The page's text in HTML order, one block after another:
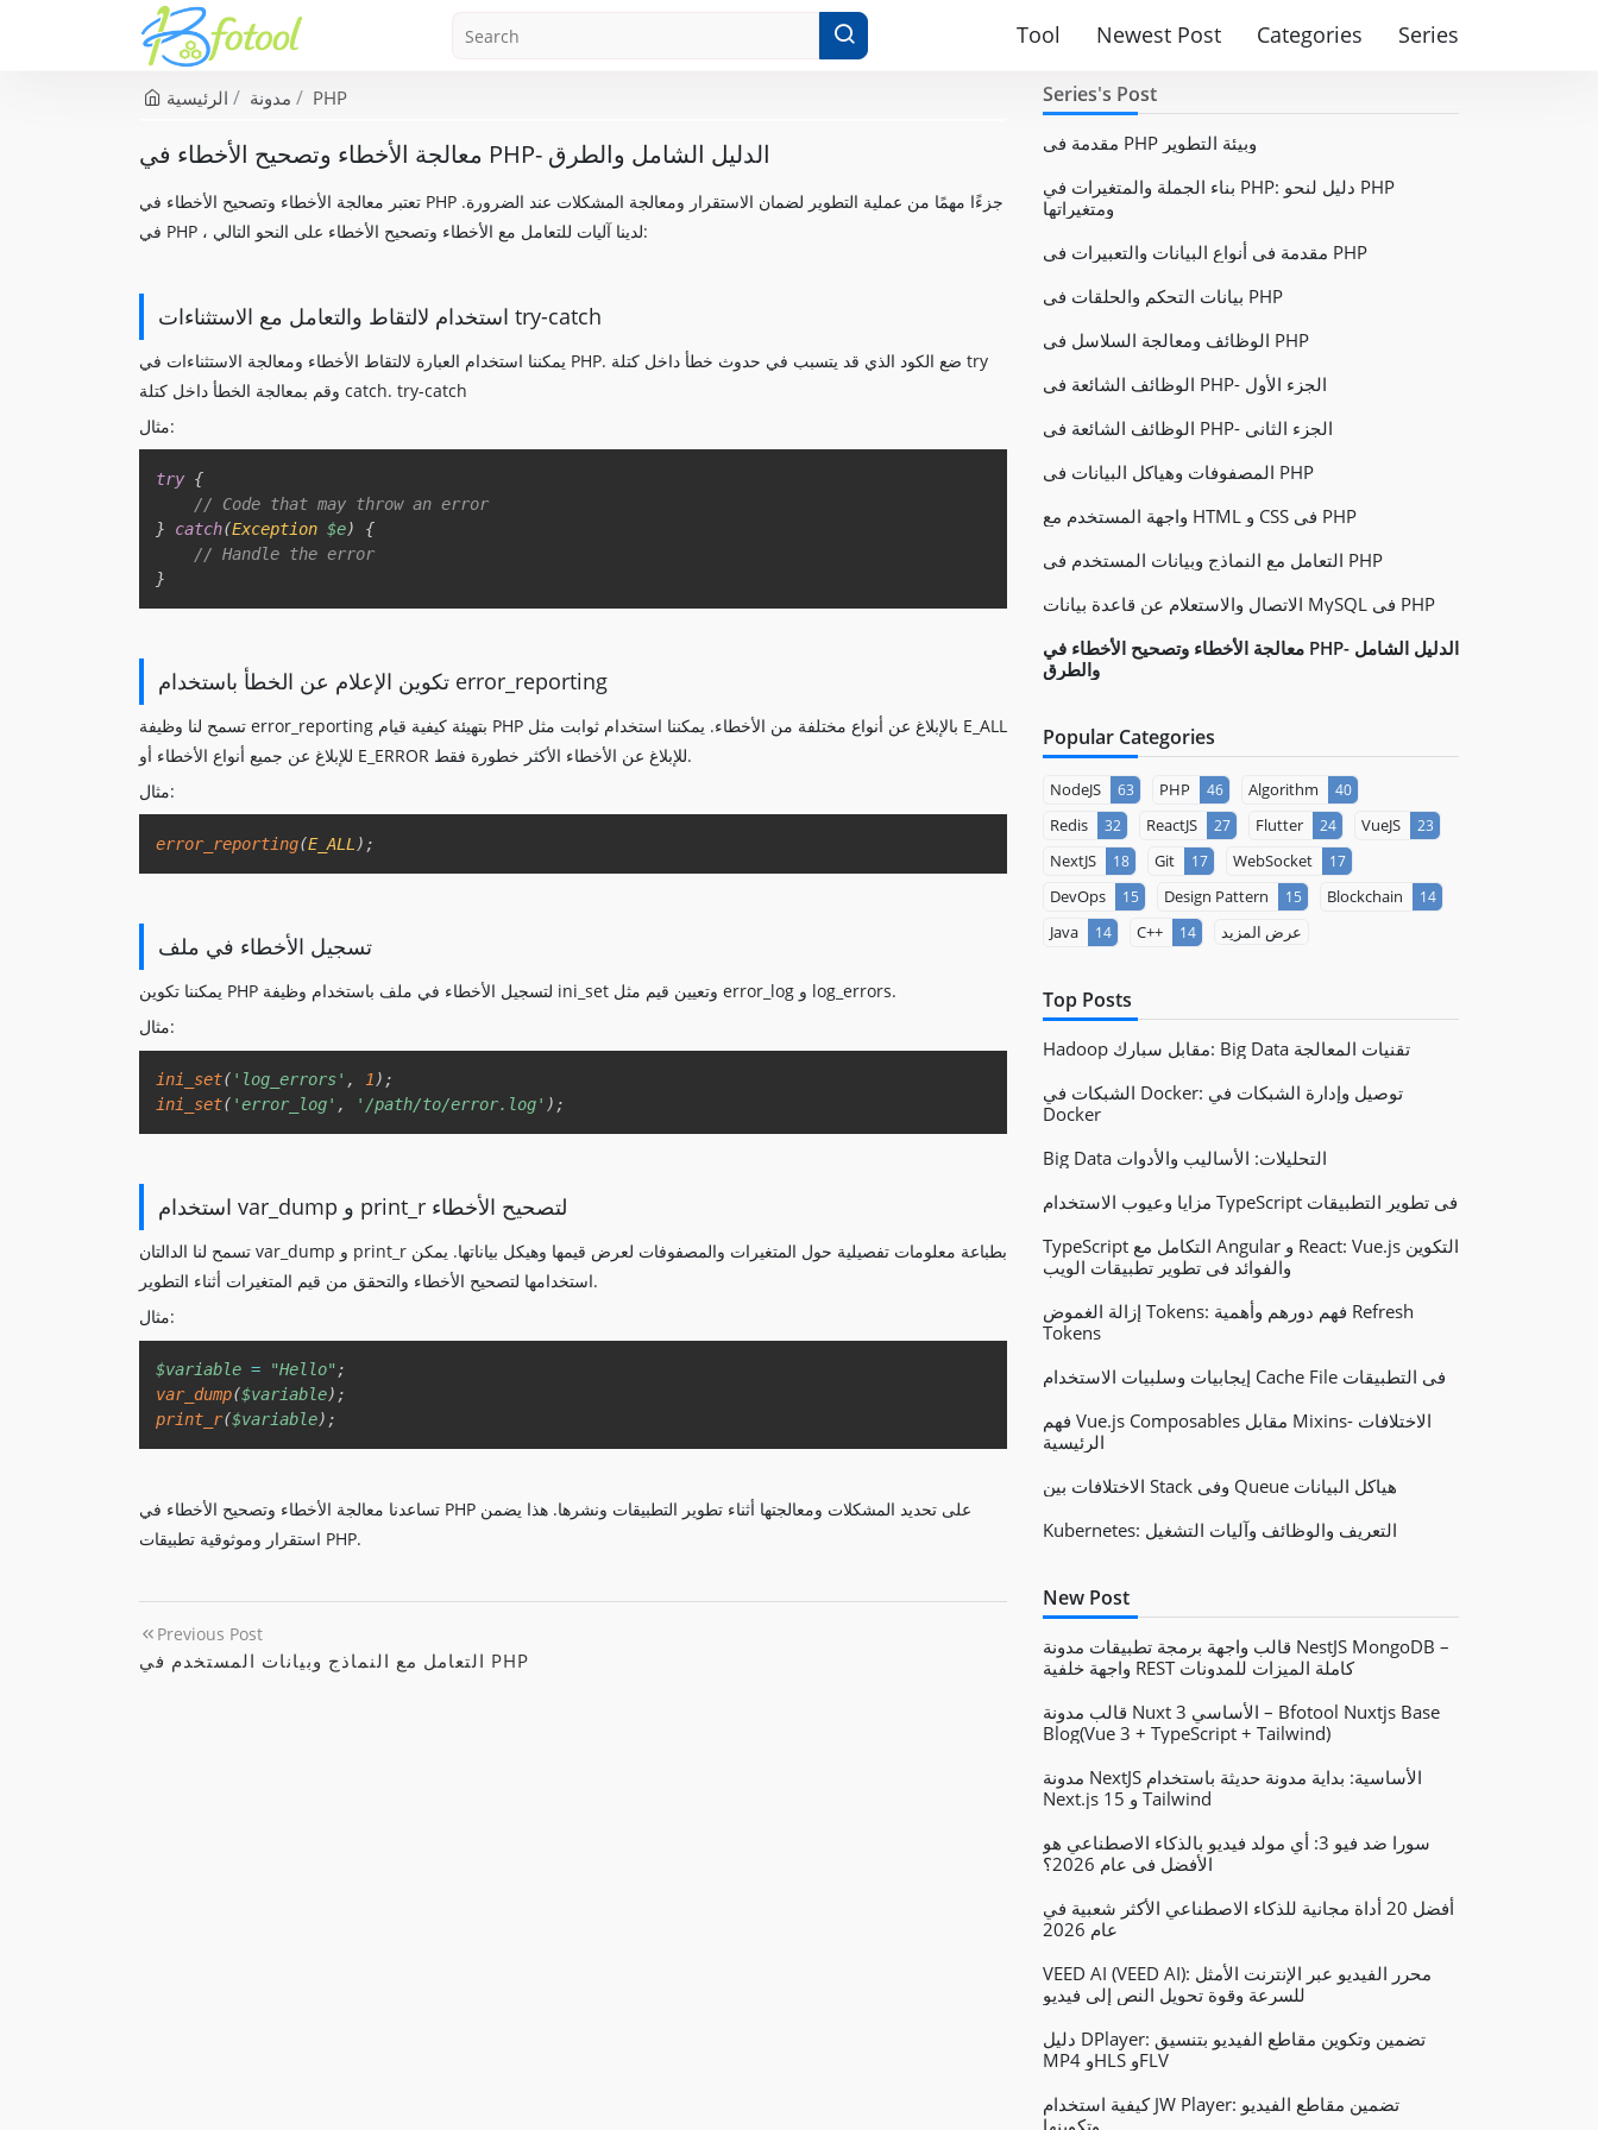
Tool Newest Post Categories Series
الرئيسية مدونة PHP
معالجة الأخطاء وتصحيح الأخطاء في PHP- الدليل الشامل والطرق
تعتبر معالجة الأخطاء وتصحيح الأخطاء في PHP جزءًا مهمًا من عملية التطوير لضمان الاستقرار ومعالجة المشكلات عند الضرورة.
في PHP ، لدينا آليات للتعامل مع الأخطاء وتصحيح الأخطاء على النحو التالي:
استخدام لالتقاط والتعامل مع الاستثناءات try-catch
يمكننا استخدام العبارة لالتقاط الأخطاء ومعالجة الاستثناءات في PHP. ضع الكود الذي قد يتسبب في حدوث خطأ داخل كتلة try
وقم بمعالجة الخطأ داخل كتلة catch. try-catch
مثال:
try {
// Code that may throw an error
}
catch(Exception $e)
{
// Handle the error
}
تكوين الإعلام عن الخطأ باستخدام error_reporting
تسمح لنا وظيفة error_reporting بتهيئة كيفية قيام PHP بالإبلاغ عن أنواع مختلفة من الأخطاء. يمكننا استخدام ثوابت مثل E_ALL
للإبلاغ عن جميع أنواع الأخطاء أو E_ERROR للإبلاغ عن الأخطاء الأكثر خطورة فقط.
مثال:
error_reporting(E_ALL ) ;
تسجيل الأخطاء في ملف
يمكننا تكوين PHP لتسجيل الأخطاء في ملف باستخدام وظيفة ini_set وتعيين قيم مثل error_log و log_errors.
مثال:
ini_set( 'log_errors' , 1) ;
ini_set( 'error_log' , '/path/to/error.log' ) ;
استخدام var_dump و print_r لتصحيح الأخطاء
تسمح لنا الدالتان var_dump و print_r بطباعة معلومات تفصيلية حول المتغيرات والمصفوفات لعرض قيمها وهيكل بياناتها. يمكن
استخدامها لتصحيح الأخطاء والتحقق من قيم المتغيرات أثناء التطوير.
مثال:
$variable = "Hello" ;
var_dump($variable) ;
print_r($variable) ;
تساعدنا معالجة الأخطاء وتصحيح الأخطاء في PHP على تحديد المشكلات ومعالجتها أثناء تطوير التطبيقات ونشرها. هذا يضمن
استقرار وموثوقية تطبيقات PHP.
Previous Post
التعامل مع النماذج وبيانات المستخدم في PHP
Series's Post
مقدمة في PHP وبيئة التطوير
بناء الجملة والمتغيرات في PHP: دليل لنحو PHP
ومتغيراتها
مقدمة في أنواع البيانات والتعبيرات في PHP
بيانات التحكم والحلقات في PHP
الوظائف ومعالجة السلاسل في PHP
الوظائف الشائعة في PHP- الجزء الأول
الوظائف الشائعة في PHP- الجزء الثاني
المصفوفات وهياكل البيانات في PHP
واجهة المستخدم مع HTML و CSS في PHP
التعامل مع النماذج وبيانات المستخدم في PHP
الاتصال والاستعلام عن قاعدة بيانات MySQL في PHP
معالجة الأخطاء وتصحيح الأخطاء في PHP- الدليل الشامل
والطرق
Popular Categories
NodeJS 63 PHP 46 Algorithm 40
Redis 32 ReactJS 27 Flutter 24 VueJS 23
NextJS 18 Git 17 WebSocket 17
DevOps 15 Design Pattern 15 Blockchain 14
Java 14 C++ 14 عرض المزيد
Top Posts
Hadoop مقابل سبارك: Big Data تقنيات المعالجة
الشبكات في Docker: توصيل وإدارة الشبكات في
Docker
Big Data التحليلات: الأساليب والأدوات
مزايا وعيوب الاستخدام TypeScript في تطوير التطبيقات
TypeScript التكامل مع Angular و React: Vue.js التكوين
والفوائد في تطوير تطبيقات الويب
إزالة الغموض Tokens: فهم دورهم وأهمية Refresh
Tokens
إيجابيات وسلبيات الاستخدام Cache File في التطبيقات
فهم Vue.js Composables مقابل Mixins- الاختلافات
الرئيسية
الاختلافات بين Stack وفي Queue هياكل البيانات
Kubernetes: التعريف والوظائف وآليات التشغيل
New Post
قالب واجهة برمجة تطبيقات مدونة NestJS MongoDB –
واجهة خلفية REST كاملة الميزات للمدونات
قالب مدونة Nuxt 3 الأساسي – Bfotool Nuxtjs Base
Blog(Vue 3 + TypeScript + Tailwind)
مدونة NextJS الأساسية: بداية مدونة حديثة باستخدام
Next.js 15 و Tailwind
سورا ضد فيو 3: أي مولد فيديو بالذكاء الاصطناعي هو
الأفضل في عام 2026؟
أفضل 20 أداة مجانية للذكاء الاصطناعي الأكثر شعبية في
عام 2026
VEED AI (VEED AI): محرر الفيديو عبر الإنترنت الأمثل
للسرعة وقوة تحويل النص إلى فيديو
دليل DPlayer: تضمين وتكوين مقاطع الفيديو بتنسيق
MP4 وHLS وFLV
كيفية استخدام JW Player: تضمين مقاطع الفيديو
وتكوينها